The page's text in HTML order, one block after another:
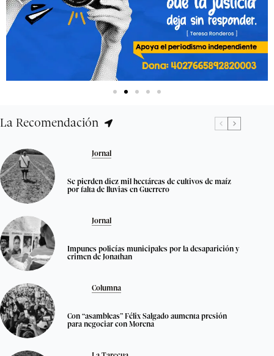
La Recomendación
Jornal
Se pierden diez mil hectáreas de cultivos de maíz
por falta de lluvias en Guerrero
Jornal
Impunes policías municipales por la desaparición y
crimen de Jonathan
Columna
Con “asambleas” Félix Salgado aumenta presión
para negociar con Morena